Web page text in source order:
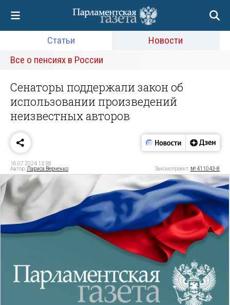
Статьи
Новости
Все о пенсиях в России
Сенаторы поддержали закон об
использовании произведений
неизвестных авторов
16.07.2024 13:38
Автор: Лариса Верченко Законопроект: № 411043-8